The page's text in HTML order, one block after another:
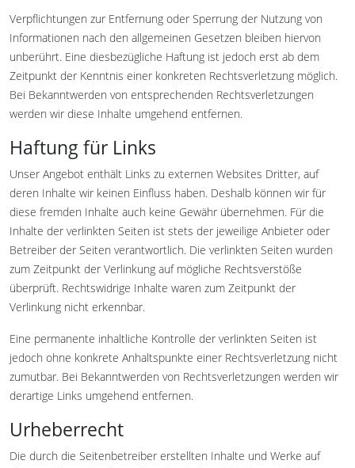
Verpflichtungen zur Entfernung oder Sperrung der Nutzung von
Informationen nach den allgemeinen Gesetzen bleiben hiervon
unberührt. Eine diesbezügliche Haftung ist jedoch erst ab dem
Zeitpunkt der Kenntnis einer konkreten Rechtsverletzung möglich.
Bei Bekanntwerden von entsprechenden Rechtsverletzungen
werden wir diese Inhalte umgehend entfernen.
Haftung für Links
Unser Angebot enthält Links zu externen Websites Dritter, auf
deren Inhalte wir keinen Einfluss haben. Deshalb können wir für
diese fremden Inhalte auch keine Gewähr übernehmen. Für die
Inhalte der verlinkten Seiten ist stets der jeweilige Anbieter oder
Betreiber der Seiten verantwortlich. Die verlinkten Seiten wurden
zum Zeitpunkt der Verlinkung auf mögliche Rechtsverstöße
überprüft. Rechtswidrige Inhalte waren zum Zeitpunkt der
Verlinkung nicht erkennbar.
Eine permanente inhaltliche Kontrolle der verlinkten Seiten ist
jedoch ohne konkrete Anhaltspunkte einer Rechtsverletzung nicht
zumutbar. Bei Bekanntwerden von Rechtsverletzungen werden wir
derartige Links umgehend entfernen.
Urheberrecht
Die durch die Seitenbetreiber erstellten Inhalte und Werke auf